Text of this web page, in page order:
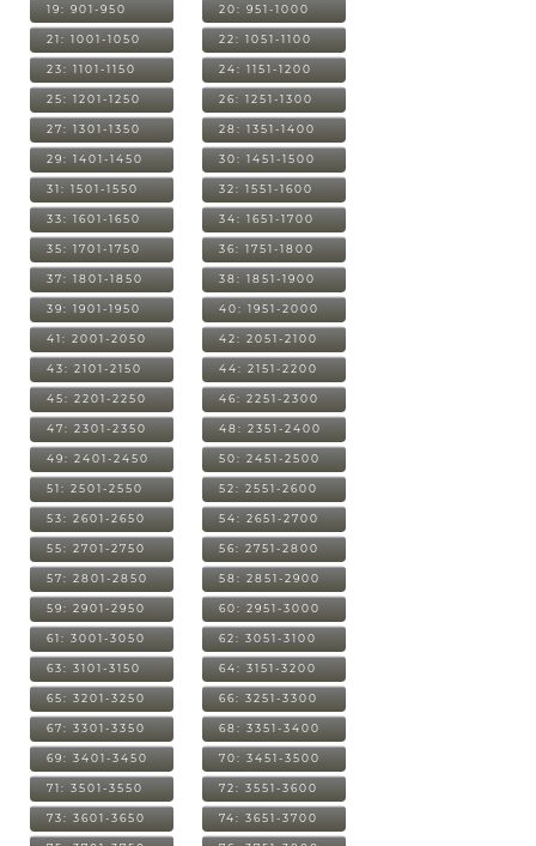
19: 901-950 20: 951-1000
21: 1001-1050 22: 1051-1100
23: 1101-1150 24: 1151-1200
25: 1201-1250 26: 1251-1300
27: 1301-1350 28: 1351-1400
29: 1401-1450 30: 1451-1500
31: 1501-1550 32: 1551-1600
33: 1601-1650 34: 1651-1700
35: 1701-1750 36: 1751-1800
37: 1801-1850 38: 1851-1900
39: 1901-1950 40: 1951-2000
41: 2001-2050 42: 2051-2100
43: 2101-2150 44: 2151-2200
45: 2201-2250 46: 2251-2300
47: 2301-2350 48: 2351-2400
49: 2401-2450 50: 2451-2500
51: 2501-2550 52: 2551-2600
53: 2601-2650 54: 2651-2700
55: 2701-2750 56: 2751-2800
57: 2801-2850 58: 2851-2900
59: 2901-2950 60: 2951-3000
61: 3001-3050 62: 3051-3100
63: 3101-3150 64: 3151-3200
65: 3201-3250 66: 3251-3300
67: 3301-3350 68: 3351-3400
69: 3401-3450 70: 3451-3500
71: 3501-3550 72: 3551-3600
73: 3601-3650 74: 3651-3700